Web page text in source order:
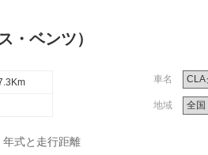
・ベンツ）
車名
地域
年式と走行距離